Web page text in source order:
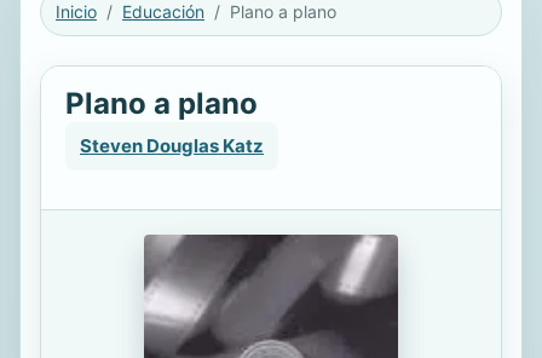
Inicio Educación Plano a plano
Plano a plano
Steven Douglas Katz